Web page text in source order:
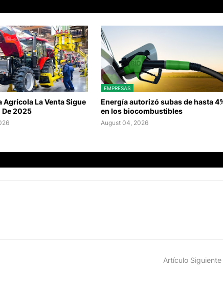
Agrícola La Venta Sigue
De 2025
EMPRESAS
Energía autorizó subas de hasta
en los biocombustibles
August 04, 2026
Artículo Siguiente